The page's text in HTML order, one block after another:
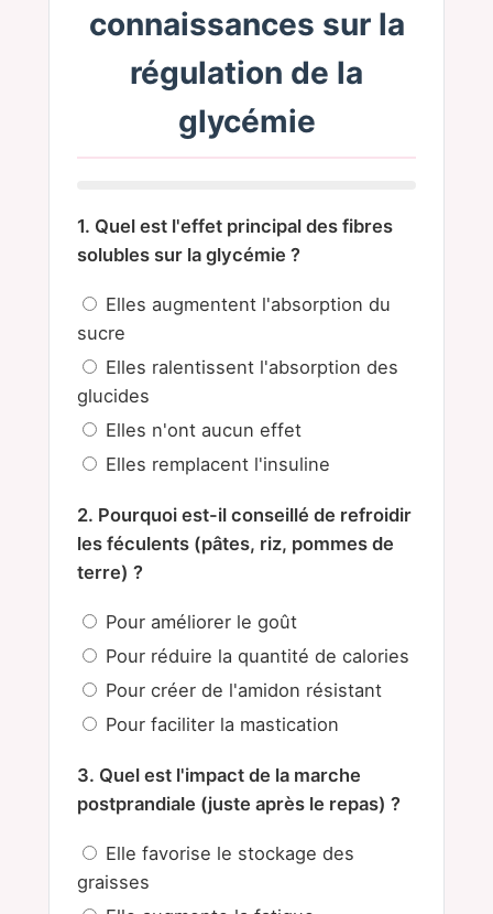
connaissances sur la
régulation de la
glycémie
1. Quel est l'effet principal des fibres
solubles sur la glycémie ?
Elles augmentent l'absorption du
sucre
Elles ralentissent l'absorption des
glucides
Elles n'ont aucun effet
Elles remplacent l'insuline
2. Pourquoi est-il conseillé de refroidir
les féculents (pâtes, riz, pommes de
terre) ?
Pour améliorer le goût
Pour réduire la quantité de calories
Pour créer de l'amidon résistant
Pour faciliter la mastication
3. Quel est l'impact de la marche
postprandiale (juste après le repas) ?
Elle favorise le stockage des
graisses